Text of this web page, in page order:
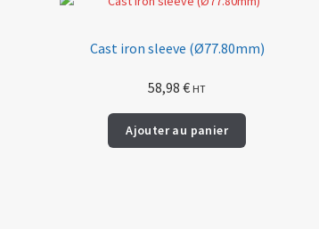
Cast iron sleeve (Ø77.80mm)
58,98€ HT
Ajouter au panier